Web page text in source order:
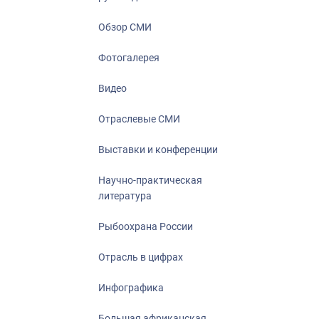
Большая
Укрепление
События в
Обзор СМИ
Фотогалерея
Видео
Отраслевые СМИ
Выставки и конференции
Научно-практическая
литература
Рыбоохрана России
Отрасль в цифрах
Инфографика